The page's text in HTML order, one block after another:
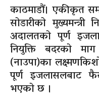
काठमाडौं। एकीकृत
सोडारीको
अदालतको पूर्ण
नियुक्ति बदरको
(नाउपा)का
पूर्ण इजलासलबाट
भएको छ ।